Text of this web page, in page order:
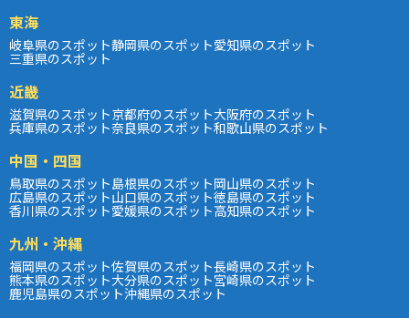
東海
岐阜県のスポット静岡県のスポット愛知県のスポット
三重県のスポット
近畿
滋賀県のスポット京都府のスポット大阪府のスポット
兵庫県のスポット奈良県のスポット和歌山県のスポット
中国・四国
鳥取県のスポット島根県のスポット岡山県のスポット
広島県のスポット山口県のスポット徳島県のスポット
香川県のスポット愛媛県のスポット高知県のスポット
九州・沖縄
福岡県のスポット佐賀県のスポット長崎県のスポット
熊本県のスポット大分県のスポット宮崎県のスポット
鹿児島県のスポット沖縄県のスポット